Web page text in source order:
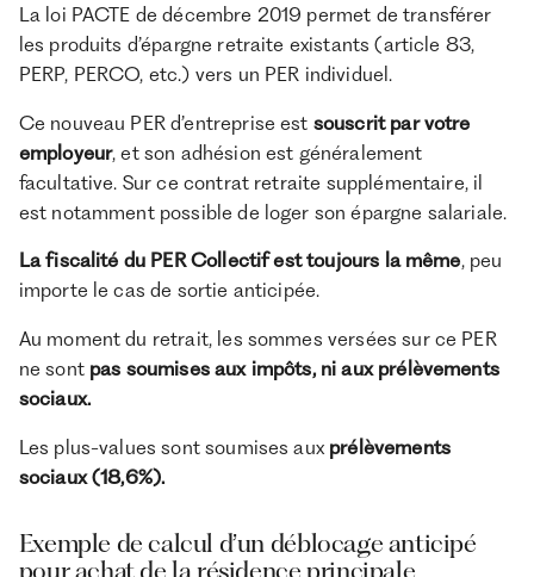
La loi PACTE de décembre 2019 permet de transférer
les produits d’épargne retraite existants (article 83,
PERP, PERCO, etc.) vers un PER individuel.
Ce nouveau PER d’entreprise est souscrit par votre
employeur, et son adhésion est généralement
facultative. Sur ce contrat retraite supplémentaire, il
est notamment possible de loger son épargne salariale.
La fiscalité du PER Collectif est toujours la même, peu
importe le‌ cas de sortie anticipée.
Au moment du retrait, les sommes versées sur ce PER
ne sont pas soumises aux impôts, ni aux prélèvements
sociaux.
Les plus-values sont soumises auxprélèvements
sociaux (18,6%).
Exemple de calcul d’un déblocage anticipé
pour achat de la résidence principale